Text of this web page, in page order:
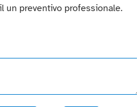
un preventivo professionale.